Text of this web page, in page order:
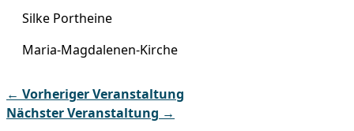
Silke Portheine
Maria-Magdalenen-Kirche
← Vorheriger Veranstaltung
Nächster Veranstaltung →